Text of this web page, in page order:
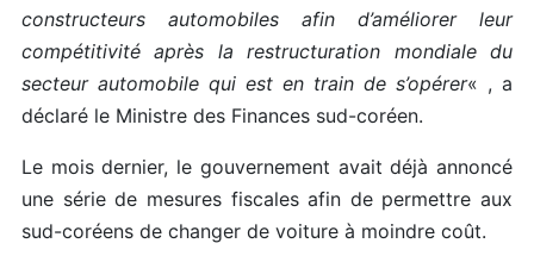
constructeurs automobiles afin d’améliorer leur
compétitivité après la restructuration mondiale du
secteur automobile qui est en train de s’opérer« , a
déclaré le Ministre des Finances sud-coréen.
Le mois dernier, le gouvernement avait déjà annoncé
une série de mesures fiscales afin de permettre aux
sud-coréens de changer de voiture à moindre coût.